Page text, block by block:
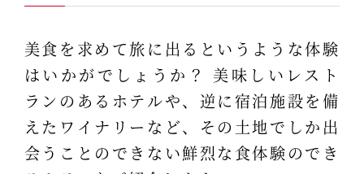
美食を求めて旅に出るというような体験
はいかがでしょうか？ 美味しいレスト
ランのあるホテルや、逆に宿泊施設を備
えたワイナリーなど、その土地でしか出
会うことのできない鮮烈な食体験のでき